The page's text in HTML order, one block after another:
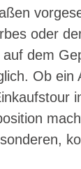
oder
dem
Ob ein